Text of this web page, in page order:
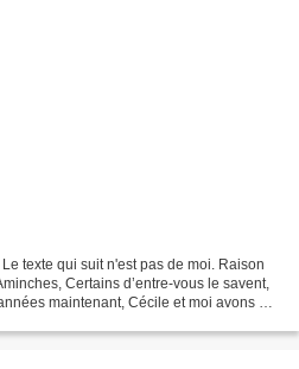
texte qui suit n'est pas de moi. Raison
Certains d’entre-vous le savent,
maintenant, Cécile et moi avons été